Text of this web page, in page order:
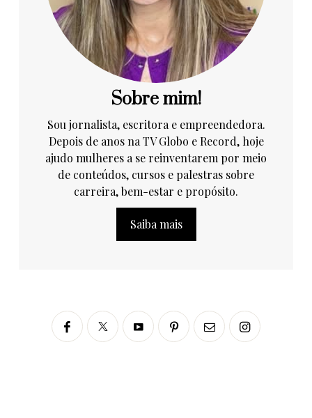
Sobre mim!
Sou jornalista, escritora e empreendedora.
Depois de anos na TV Globo e Record, hoje
ajudo mulheres a se reinventarem por meio
de conteúdos, cursos e palestras sobre
carreira, bem-estar e propósito.
Saiba mais